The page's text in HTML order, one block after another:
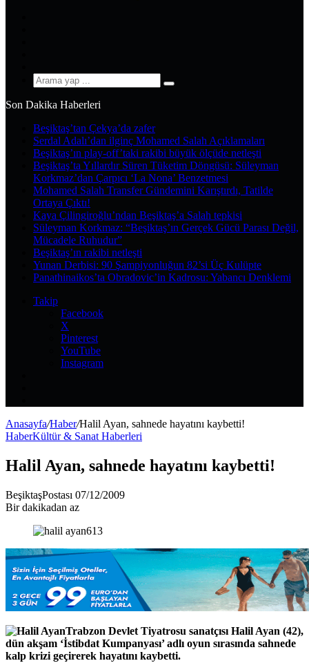
Arama
Son Dakika Haberleri
Beşiktaş’tan Çekya’da zafer
Serdal Adalı’dan ilginç Mohamed Salah Açıklamaları
Beşiktaş’ın play-off’taki rakibi büyük ölçüde netleşti
Beşiktaş’ta Yıllardır Süren Tüketim Döngüsü: Süleyman
Korkmaz’dan Çarpıcı ‘La Nona’ Benzetmesi
Mohamed Salah Transfer Gündemini Karıştırdı, Tatilde
Ortaya Çıktı!
Kaya Çilingiroğlu’ndan Beşiktaş’a Salah tepkisi
Süleyman Korkmaz: “Beşiktaş’ın Gerçek Gücü Parası Değil,
Mücadele Ruhudur”
Beşiktaş’ın rakibi netleşti
Yunan Derbisi: 90 Şampiyonluğun 82’si Üç Kulüpte
Panathinaikos’ta Obradovic’in Kadrosu: Yabancı Denklemi
Takip
Facebook
X
Pinterest
YouTube
Instagram
Anasayfa/Haber/Halil Ayan, sahnede hayatını kaybetti!
HaberKültür & Sanat Haberleri
Halil Ayan, sahnede hayatını kaybetti!
BeşiktaşPostası Bir
e-
göndermek
07/12/2009
Bir dakikadan az
Trabzon Devlet Tiyatrosu sanatçısı Halil Ayan (42),
dün akşam ‘İstibdat Kumpanyası’ adlı oyun sırasında sahnede
kalp krizi geçirerek hayatını kaybetti.